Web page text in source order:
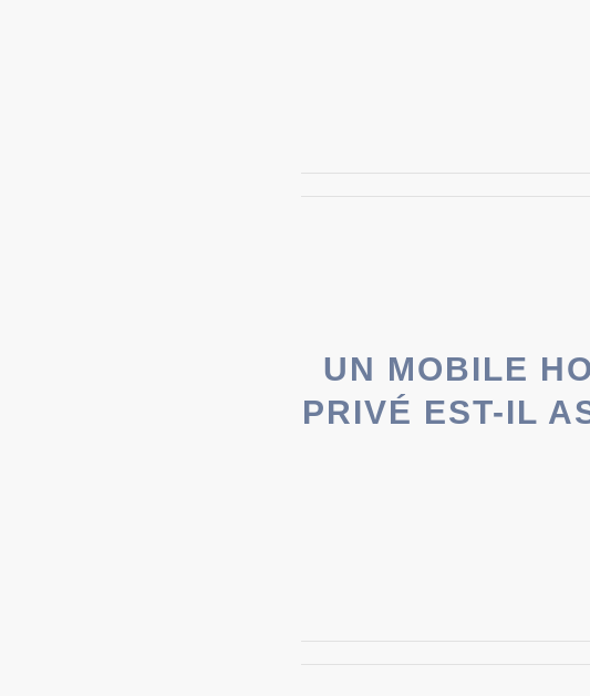
UN MOBILE
PRIVÉ EST-IL